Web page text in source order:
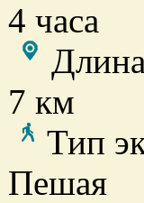
4 часа
7 км
Тип
Пешая